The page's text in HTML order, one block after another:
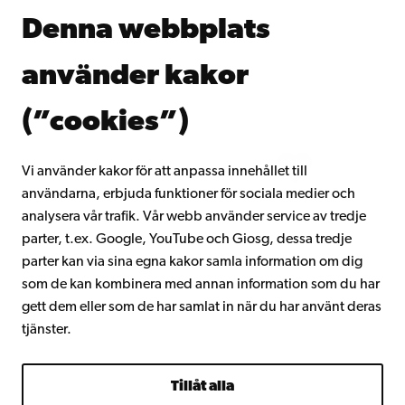
Denna webbplats
använder kakor
(”cookies”)
Vi använder kakor för att anpassa innehållet till
användarna, erbjuda funktioner för sociala medier och
analysera vår trafik. Vår webb använder service av tredje
parter, t.ex. Google, YouTube och Giosg, dessa tredje
parter kan via sina egna kakor samla information om dig
som de kan kombinera med annan information som du har
gett dem eller som de har samlat in när du har använt deras
tjänster.
Tillåt alla
Kontinuerligt lärande
Gå med i Åbo Akademis alumnnätverk
Intranätet
Facebook InstagramYouTube LinkedIn Blog Snapchat